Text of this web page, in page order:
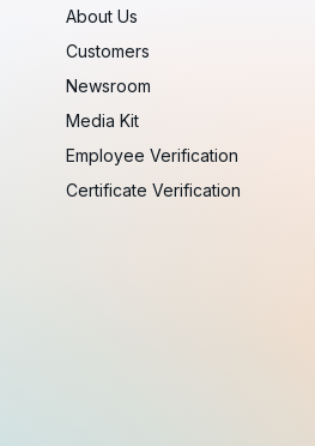
About Us
Customers
Newsroom
Media Kit
Employee Verification
Certificate Verification